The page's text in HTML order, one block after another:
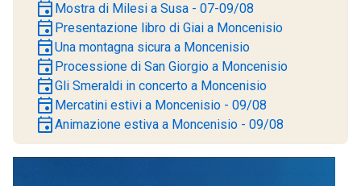
event Mostra di Milesi a Susa - 07-09/08
event Presentazione libro di Giai a Moncenisio
eventUna montagna sicura a Moncenisio
event Processione di San Giorgio a Moncenisio
eventGli Smeraldi in concerto a Moncenisio
event Mercatini estivi a Moncenisio - 09/08
eventAnimazione estiva a Moncenisio - 09/08